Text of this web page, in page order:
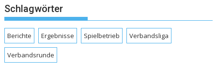
Schlagwörter
Berichte Ergebnisse Spielbetrieb Verbandsliga
Verbandsrunde